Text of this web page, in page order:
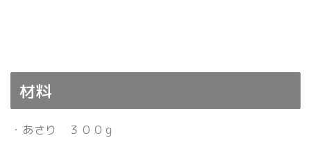
材料
・あさり ３００ｇ